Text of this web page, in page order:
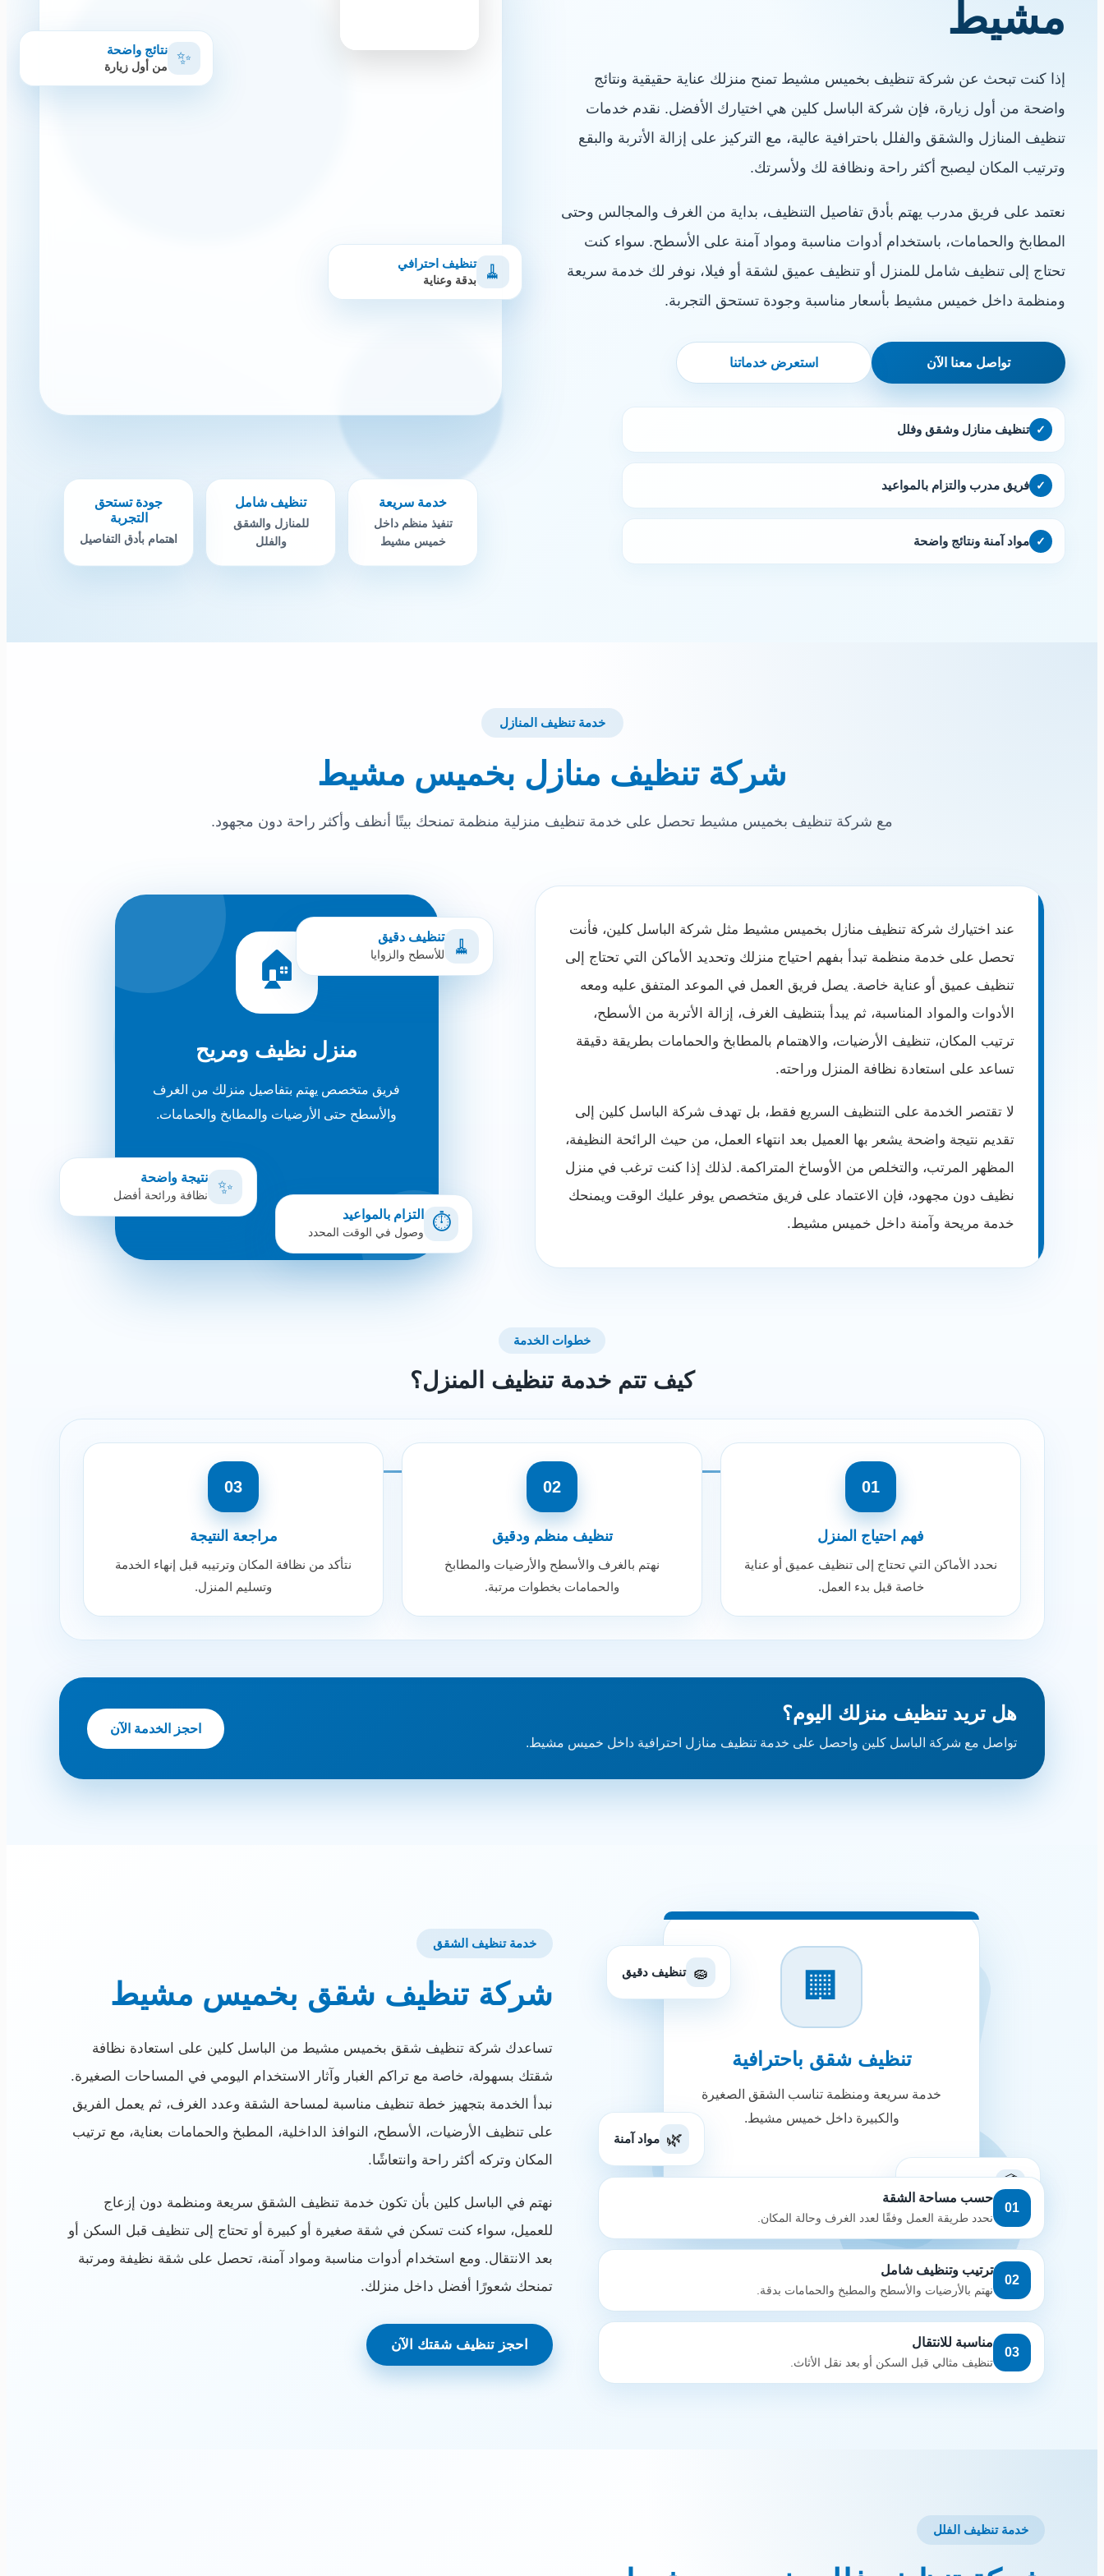
مشيط
إذا كنت تبحث عن شركة تنظيف بخميس مشيط تمنح منزلك عناية حقيقية ونتائج
واضحة من أول زيارة، فإن شركة الباسل كلين هي اختيارك الأفضل. نقدم خدمات
تنظيف المنازل والشقق والفلل باحترافية عالية، مع التركيز على إزالة الأتربة والبقع
وترتيب المكان ليصبح أكثر راحة ونظافة لك ولأسرتك.
نعتمد على فريق مدرب يهتم بأدق تفاصيل التنظيف، بداية من الغرف والمجالس وحتى
المطابخ والحمامات، باستخدام أدوات مناسبة ومواد آمنة على الأسطح. سواء كنت
تحتاج إلى تنظيف شامل للمنزل أو تنظيف عميق لشقة أو فيلا، نوفر لك خدمة سريعة
ومنظمة داخل خميس مشيط بأسعار مناسبة وجودة تستحق التجربة.
تواصل معنا الآن استعرض خدماتنا
✓ تنظيف منازل وشقق وفلل
✓ فريق مدرب والتزام بالمواعيد
✓ مواد آمنة ونتائج واضحة
✨ نتائج واضحة
من أول زيارة
🧹 تنظيف احترافي
بدقة وعناية
خدمة سريعة
تنفيذ منظم داخل
خميس مشيط
تنظيف شامل
للمنازل والشقق
والفلل
جودة تستحق
التجربة
اهتمام بأدق التفاصيل
خدمة تنظيف المنازل
شركة تنظيف منازل بخميس مشيط
مع شركة تنظيف بخميس مشيط تحصل على خدمة تنظيف منزلية منظمة تمنحك بيتًا أنظف وأكثر راحة دون مجهود.
عند اختيارك شركة تنظيف منازل بخميس مشيط مثل شركة الباسل كلين، فأنت
تحصل على خدمة منظمة تبدأ بفهم احتياج منزلك وتحديد الأماكن التي تحتاج إلى
تنظيف عميق أو عناية خاصة. يصل فريق العمل في الموعد المتفق عليه ومعه
الأدوات والمواد المناسبة، ثم يبدأ بتنظيف الغرف، إزالة الأتربة من الأسطح،
ترتيب المكان، تنظيف الأرضيات، والاهتمام بالمطابخ والحمامات بطريقة دقيقة
تساعد على استعادة نظافة المنزل وراحته.
لا تقتصر الخدمة على التنظيف السريع فقط، بل تهدف شركة الباسل كلين إلى
تقديم نتيجة واضحة يشعر بها العميل بعد انتهاء العمل، من حيث الرائحة النظيفة،
المظهر المرتب، والتخلص من الأوساخ المتراكمة. لذلك إذا كنت ترغب في منزل
نظيف دون مجهود، فإن الاعتماد على فريق متخصص يوفر عليك الوقت ويمنحك
خدمة مريحة وآمنة داخل خميس مشيط.
🏠
منزل نظيف ومريح
فريق متخصص يهتم بتفاصيل منزلك من الغرف
والأسطح حتى الأرضيات والمطابخ والحمامات.
🧹 تنظيف دقيق
للأسطح والزوايا
✨ نتيجة واضحة
نظافة ورائحة أفضل
⏱️ التزام بالمواعيد
وصول في الوقت المحدد
خطوات الخدمة
كيف تتم خدمة تنظيف المنزل؟
01
فهم احتياج المنزل
نحدد الأماكن التي تحتاج إلى تنظيف عميق أو عناية
خاصة قبل بدء العمل.
02
تنظيف منظم ودقيق
نهتم بالغرف والأسطح والأرضيات والمطابخ
والحمامات بخطوات مرتبة.
03
مراجعة النتيجة
نتأكد من نظافة المكان وترتيبه قبل إنهاء الخدمة
وتسليم المنزل.
هل تريد تنظيف منزلك اليوم؟
تواصل مع شركة الباسل كلين واحصل على خدمة تنظيف منازل احترافية داخل خميس مشيط.
احجز الخدمة الآن
🏢
تنظيف شقق باحترافية
خدمة سريعة ومنظمة تناسب الشقق الصغيرة
والكبيرة داخل خميس مشيط.
🧽 تنظيف دقيق
🌿 مواد آمنة
📦
01
حسب مساحة الشقة
نحدد طريقة العمل وفقًا لعدد الغرف وحالة المكان.
02
ترتيب وتنظيف شامل
نهتم بالأرضيات والأسطح والمطبخ والحمامات بدقة.
03
مناسبة للانتقال
تنظيف مثالي قبل السكن أو بعد نقل الأثاث.
خدمة تنظيف الشقق
شركة تنظيف شقق بخميس مشيط
تساعدك شركة تنظيف شقق بخميس مشيط من الباسل كلين على استعادة نظافة
شقتك بسهولة، خاصة مع تراكم الغبار وآثار الاستخدام اليومي في المساحات الصغيرة.
نبدأ الخدمة بتجهيز خطة تنظيف مناسبة لمساحة الشقة وعدد الغرف، ثم يعمل الفريق
على تنظيف الأرضيات، الأسطح، النوافذ الداخلية، المطبخ والحمامات بعناية، مع ترتيب
المكان وتركه أكثر راحة وانتعاشًا.
نهتم في الباسل كلين بأن تكون خدمة تنظيف الشقق سريعة ومنظمة دون إزعاج
للعميل، سواء كنت تسكن في شقة صغيرة أو كبيرة أو تحتاج إلى تنظيف قبل السكن أو
بعد الانتقال. ومع استخدام أدوات مناسبة ومواد آمنة، تحصل على شقة نظيفة ومرتبة
تمنحك شعورًا أفضل داخل منزلك.
احجز تنظيف شقتك الآن
خدمة تنظيف الفلل